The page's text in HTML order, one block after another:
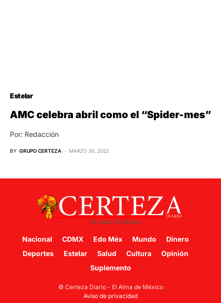
Estelar
AMC celebra abril como el “Spider-mes”
Por: Redacción
BY GRUPO CERTEZA MARZO 30, 2022
Nacional CDMX Edo Méx Mundo
Dinero
Deportes
Estelar Salud Cultura
Opinión
Suplemento
© Certeza Diario - El Alma de México
Aviso de privacidad